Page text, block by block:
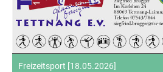
Freizeitsport [18.05.2026]